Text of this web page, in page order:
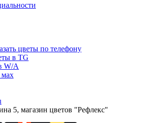
цветы по телефону
в TG
W/A
мах
5, магазин цветов "Рефлекс"